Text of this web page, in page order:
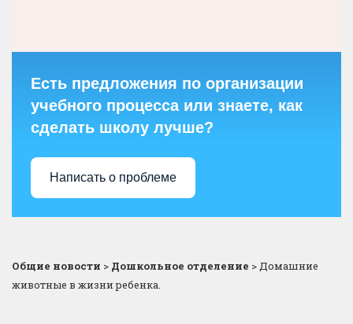
Есть предложения по организации
учебного процесса или знаете, как
сделать школу лучше?
Написать о проблеме
Общие новости > Дошкольное отделение >Домашние
животные в жизни ребенка.